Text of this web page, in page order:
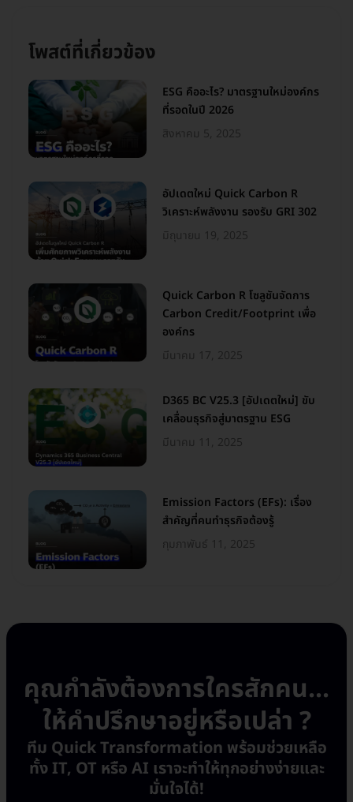
โพสต์ที่เกี่ยวข้อง
ESG คืออะไร? มาตรฐานใหม่องค์กร
ที่รอดในปี 2026
สิงหาคม 5, 2025
อัปเดตใหม่ Quick Carbon R
วิเคราะห์พลังงาน รองรับ GRI 302
มิถุนายน 19, 2025
Quick Carbon R โซลูชันจัดการ
Carbon Credit/Footprint เพื่อ
องค์กร
มีนาคม 17, 2025
D365 BC V25.3 [อัปเดตใหม่] ขับ
เคลื่อนธุรกิจสู่มาตรฐาน ESG
มีนาคม 11, 2025
Emission Factors (EFs): เรื่อง
สำคัญที่คนทำธุรกิจต้องรู้
กุมภาพันธ์ 11, 2025
คุณกำลังต้องการใครสักคน...
ให้คำปรึกษาอยู่หรือเปล่า ?
ทีม Quick Transformation พร้อมช่วยเหลือ
ทั้ง IT, OT หรือ AI เราจะทำให้ทุกอย่างง่ายและ
มั่นใจได้!